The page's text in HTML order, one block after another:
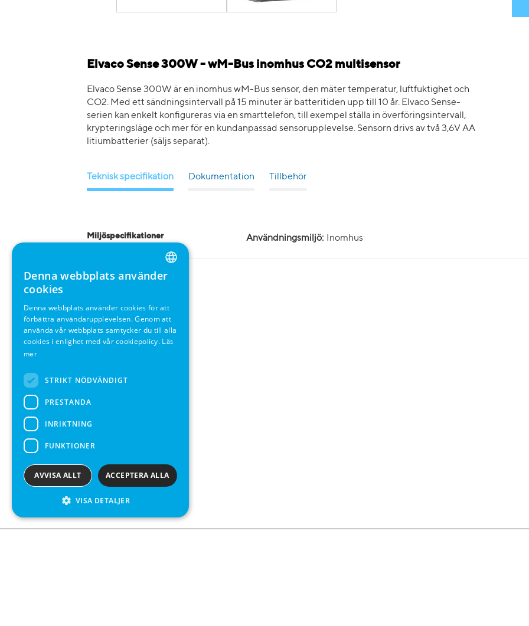
Elvaco Sense 300W - wM-Bus inomhus CO2 multisensor
Elvaco Sense 300W är en inomhus wM-Bus sensor, den mäter temperatur, luftfuktighet och
CO2. Med ett sändningsintervall på 15 minuter är batteritiden upp till 10 år. Elvaco Sense-
serien kan enkelt konfigureras via en smarttelefon, till exempel ställa in överföringsintervall,
krypteringsläge och mer för en kundanpassad sensorupplevelse. Sensorn drivs av två 3,6V AA
litiumbatterier (säljs separat).
Teknisk specifikation Dokumentation Tillbehör
Miljöspecifikationer Användningsmiljö: Inomhus
ENGLISH
SWEDISH
FRENCH
Denna webbplats använder
cookies
Denna webbplats använder cookies för att
förbättra användarupplevelsen. Genom att
använda vår webbplats samtycker du till alla
cookies i enlighet med vår cookiepolicy. Läs
mer
STRIKT NÖDVÄNDIGT
PRESTANDA
INRIKTNING
FUNKTIONER
ACCEPTERA ALLA
AVVISA ALLT
VISA DETALJER